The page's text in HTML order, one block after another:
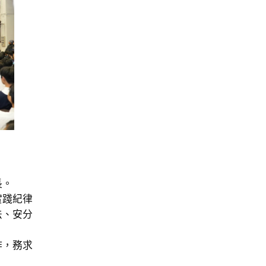
紀律
安分
務求